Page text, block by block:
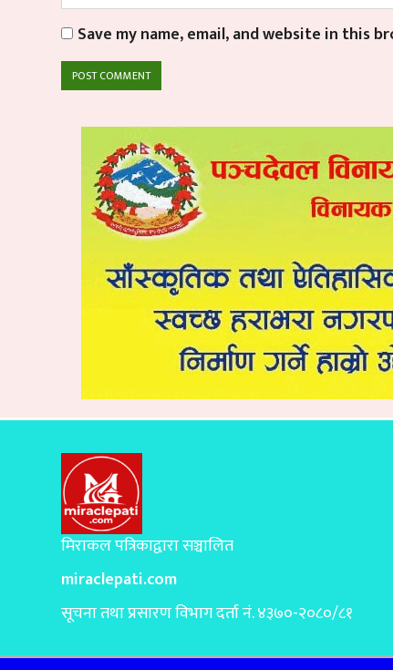
Save my name, email, and website in this
मिराकल पत्रिकाद्वारा सञ्चालित
miraclepati.com
सूचना तथा प्रसारण विभाग दर्ता नं. ४३७०-२०८०/८१